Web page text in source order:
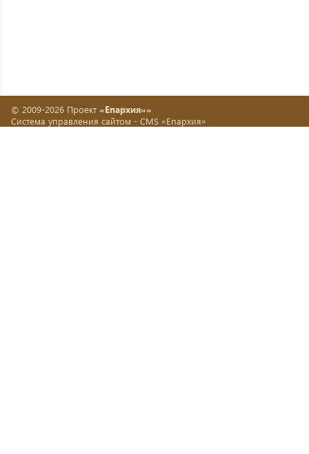
© 2009-2026 Проект «Епархия»»
Система управления сайтом - CMS «Епархия»